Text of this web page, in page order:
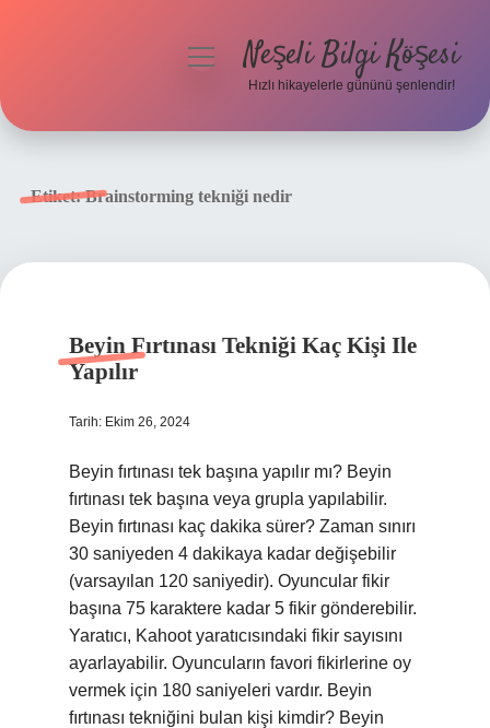
menüyüNeşeli Bilgi Köşesi
Hızlı hikayelerle gününü şenlendir!
Etiket:Brainstorming tekniği nedir
Beyin Fırtınası Tekniği Kaç Kişi Ile
Yapılır
Tarih: Ekim 26, 2024
Beyin fırtınası tek başına yapılır mı? Beyin
fırtınası tek başına veya grupla yapılabilir.
Beyin fırtınası kaç dakika sürer? Zaman sınırı
30 saniyeden 4 dakikaya kadar değişebilir
(varsayılan 120 saniyedir). Oyuncular fikir
başına 75 karaktere kadar 5 fikir gönderebilir.
Yaratıcı, Kahoot yaratıcısındaki fikir sayısını
ayarlayabilir. Oyuncuların favori fikirlerine oy
vermek için 180 saniyeleri vardır. Beyin
fırtınası tekniğini bulan kişi kimdir? Beyin